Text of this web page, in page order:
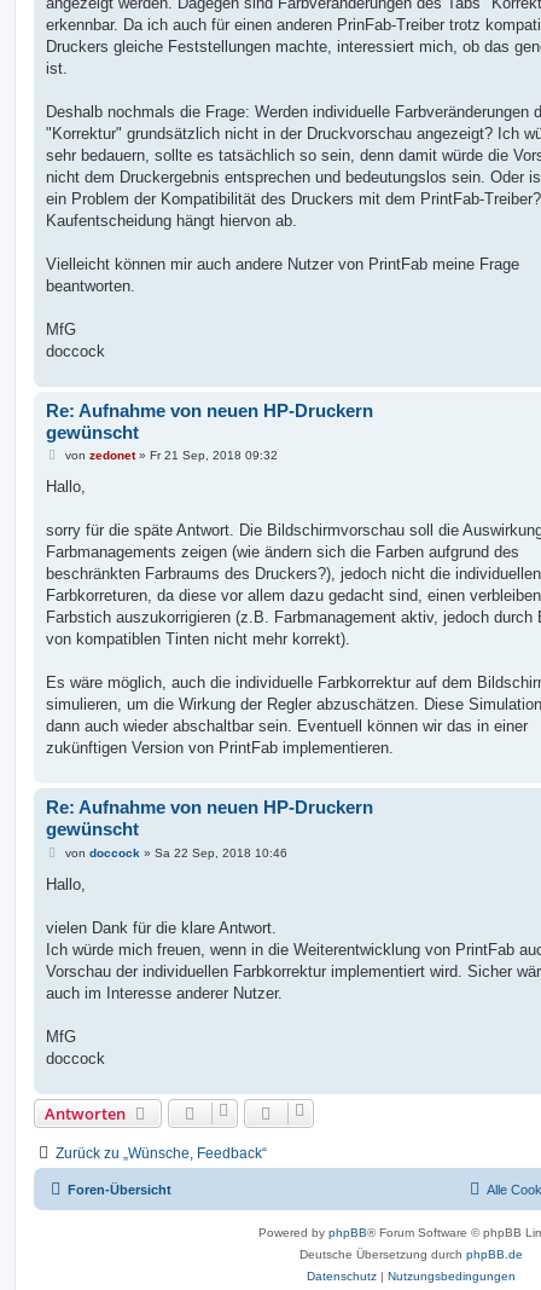
erkennbar. Da ich auch für einen anderen PrinFab-Treiber trotz
Druckers gleiche Feststellungen machte, interessiert mich, ob das
ist.
Deshalb nochmals die Frage: Werden individuelle Farbveränderungen
"Korrektur" grundsätzlich nicht in der Druckvorschau angezeigt? Ich
sehr bedauern, sollte es tatsächlich so sein, denn damit würde die
nicht dem Druckergebnis entsprechen und bedeutungslos sein. Oder
ein Problem der Kompatibilität des Druckers mit dem PrintFab-
Kaufentscheidung hängt hiervon ab.
Vielleicht können mir auch andere Nutzer von PrintFab meine Frage
beantworten.
MfG
doccock
Re: Aufnahme von neuen HP-Druckern
gewünscht
B
i
a
von zedonet» Fr 21 Sep, 2018 09:32
Hallo,
sorry für die späte Antwort. Die Bildschirmvorschau soll die
Farbmanagements zeigen (wie ändern sich die Farben aufgrund des
beschränkten Farbraums des Druckers?), jedoch nicht die individuellen
Farbkorreturen, da diese vor allem dazu gedacht sind, einen
Farbstich auszukorrigieren (z.B. Farbmanagement aktiv, jedoch durch
von kompatiblen Tinten nicht mehr korrekt).
Es wäre möglich, auch die individuelle Farbkorrektur auf dem
simulieren, um die Wirkung der Regler abzuschätzen. Diese
dann auch wieder abschaltbar sein. Eventuell können wir das in einer
zukünftigen Version von PrintFab implementieren.
Re: Aufnahme von neuen HP-Druckern
gewünscht
B
i
a
von doccock » Sa 22 Sep, 2018 10:46
Hallo,
vielen Dank für die klare Antwort.
Ich würde mich freuen, wenn in die Weiterentwicklung von PrintFab
Vorschau der individuellen Farbkorrektur implementiert wird. Sicher
auch im Interesse anderer Nutzer.
MfG
doccock
Antworten
Zurück zu „Wünsche, Feedback“
Foren-Übersicht Alle
Powered by phpBB® Forum Software © phpBB
Deutsche Übersetzung durch phpBB.de
Datenschutz | Nutzungsbedingungen